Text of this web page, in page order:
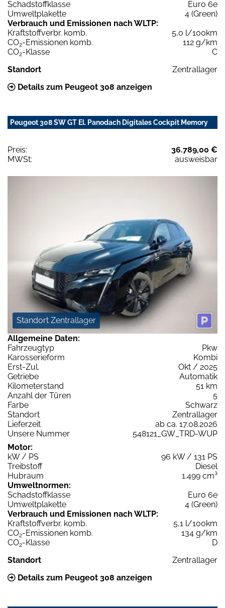
Schadstoffklasse
Euro 6e
Umweltplakette
4 (Green)
Verbrauch und Emissionen nach WLTP:
Kraftstoffverbr. komb.
5,0 l/100km
CO2-Emissionen komb.
112 g/km
CO2-Klasse
C
Standort
Zentrallager
Details zum Peugeot 308 anzeigen
Peugeot 308 SW GT El. Panodach Digitales Cockpit Memory
Preis:
36.789,00 €
MWSt:
ausweisbar
Standort Zentrallager
Allgemeine Daten:
Fahrzeugtyp
Pkw
Karosserieform
Kombi
Erst-Zul.
Okt / 2025
Getriebe
Automatik
Kilometerstand
51 km
Anzahl der Türen
5
Farbe
Schwarz
Standort
Zentrallager
Lieferzeit
ab ca. 17.08.2026
Unsere Nummer
548121_GW_TRD-WUP
Motor:
kW / PS
96 kW / 131 PS
Treibstoff
Diesel
Hubraum
1.499 cm³
Umweltnormen:
Schadstoffklasse
Euro 6e
Umweltplakette
4 (Green)
Verbrauch und Emissionen nach WLTP:
Kraftstoffverbr. komb.
5,1 l/100km
CO2-Emissionen komb.
134 g/km
CO2-Klasse
D
Standort
Zentrallager
Details zum Peugeot 308 anzeigen